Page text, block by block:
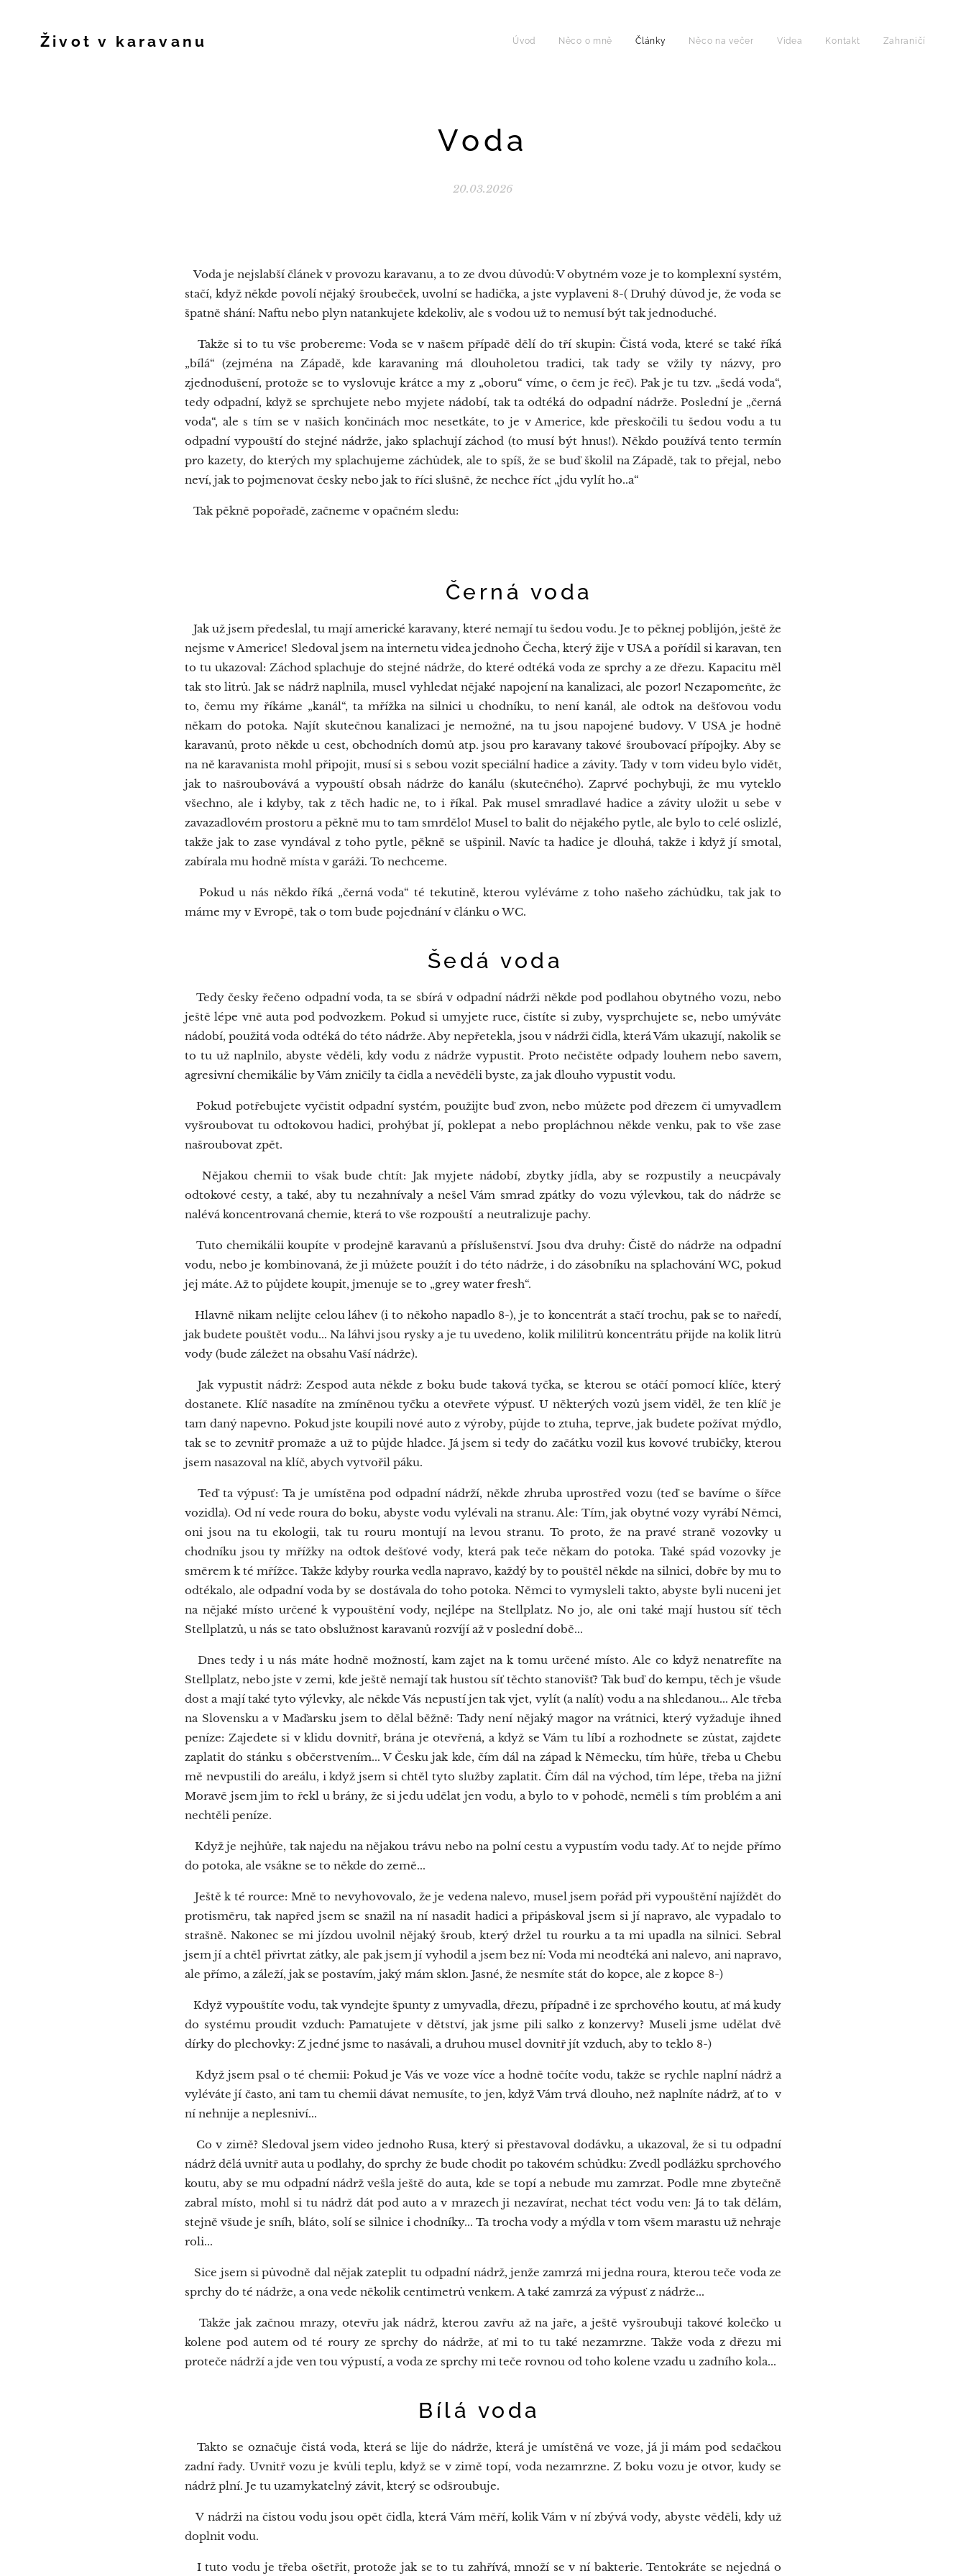
Život v karavanu Úvod Něco o mně Články Něco na večer Videa Kontakt Zahraničí
Voda
20.03.2026
Voda je nejslabší článek v provozu karavanu, a to ze dvou důvodů: V obytném voze je to komplexní systém,
stačí, když někde povolí nějaký šroubeček, uvolní se hadička, a jste vyplaveni 8-( Druhý důvod je, že voda se
špatně shání: Naftu nebo plyn natankujete kdekoliv, ale s vodou už to nemusí být tak jednoduché.
Takže si to tu vše probereme: Voda se v našem případě dělí do tří skupin: Čistá voda, které se také říká
„bílá“ (zejména na Západě, kde karavaning má dlouholetou tradici, tak tady se vžily ty názvy, pro
zjednodušení, protože se to vyslovuje krátce a my z „oboru“ víme, o čem je řeč). Pak je tu tzv. „šedá voda“,
tedy odpadní, když se sprchujete nebo myjete nádobí, tak ta odtéká do odpadní nádrže. Poslední je „černá
voda“, ale s tím se v našich končinách moc nesetkáte, to je v Americe, kde přeskočili tu šedou vodu a tu
odpadní vypouští do stejné nádrže, jako splachují záchod (to musí být hnus!). Někdo používá tento termín
pro kazety, do kterých my splachujeme záchůdek, ale to spíš, že se buď školil na Západě, tak to přejal, nebo
neví, jak to pojmenovat česky nebo jak to říci slušně, že nechce říct „jdu vylít ho..a“
Tak pěkně popořadě, začneme v opačném sledu:
Černá voda
Jak už jsem předeslal, tu mají americké karavany, které nemají tu šedou vodu. Je to pěknej poblijón, ještě že
nejsme v Americe! Sledoval jsem na internetu videa jednoho Čecha, který žije v USA a pořídil si karavan, ten
to tu ukazoval: Záchod splachuje do stejné nádrže, do které odtéká voda ze sprchy a ze dřezu. Kapacitu měl
tak sto litrů. Jak se nádrž naplnila, musel vyhledat nějaké napojení na kanalizaci, ale pozor! Nezapomeňte, že
to, čemu my říkáme „kanál“, ta mřížka na silnici u chodníku, to není kanál, ale odtok na dešťovou vodu
někam do potoka. Najít skutečnou kanalizaci je nemožné, na tu jsou napojené budovy. V USA je hodně
karavanů, proto někde u cest, obchodních domů atp. jsou pro karavany takové šroubovací přípojky. Aby se
na ně karavanista mohl připojit, musí si s sebou vozit speciální hadice a závity. Tady v tom videu bylo vidět,
jak to našroubovává a vypouští obsah nádrže do kanálu (skutečného). Zaprvé pochybuji, že mu vyteklo
všechno, ale i kdyby, tak z těch hadic ne, to i říkal. Pak musel smradlavé hadice a závity uložit u sebe v
zavazadlovém prostoru a pěkně mu to tam smrdělo! Musel to balit do nějakého pytle, ale bylo to celé oslizlé,
takže jak to zase vyndával z toho pytle, pěkně se ušpinil. Navíc ta hadice je dlouhá, takže i když jí smotal,
zabírala mu hodně místa v garáži. To nechceme.
Pokud u nás někdo říká „černá voda“ té tekutině, kterou vyléváme z toho našeho záchůdku, tak jak to
máme my v Evropě, tak o tom bude pojednání v článku o WC.
Šedá voda
Tedy česky řečeno odpadní voda, ta se sbírá v odpadní nádrži někde pod podlahou obytného vozu, nebo
ještě lépe vně auta pod podvozkem. Pokud si umyjete ruce, čistíte si zuby, vysprchujete se, nebo umýváte
nádobí, použitá voda odtéká do této nádrže. Aby nepřetekla, jsou v nádrži čidla, která Vám ukazují, nakolik se
to tu už naplnilo, abyste věděli, kdy vodu z nádrže vypustit. Proto nečistěte odpady louhem nebo savem,
agresivní chemikálie by Vám zničily ta čidla a nevěděli byste, za jak dlouho vypustit vodu.
Pokud potřebujete vyčistit odpadní systém, použijte buď zvon, nebo můžete pod dřezem či umyvadlem
vyšroubovat tu odtokovou hadici, prohýbat jí, poklepat a nebo propláchnou někde venku, pak to vše zase
našroubovat zpět.
Nějakou chemii to však bude chtít: Jak myjete nádobí, zbytky jídla, aby se rozpustily a neucpávaly
odtokové cesty, a také, aby tu nezahnívaly a nešel Vám smrad zpátky do vozu výlevkou, tak do nádrže se
nalévá koncentrovaná chemie, která to vše rozpouští a neutralizuje pachy.
Tuto chemikálii koupíte v prodejně karavanů a příslušenství. Jsou dva druhy: Čistě do nádrže na odpadní
vodu, nebo je kombinovaná, že ji můžete použít i do této nádrže, i do zásobníku na splachování WC, pokud
jej máte. Až to půjdete koupit, jmenuje se to „grey water fresh“.
Hlavně nikam nelijte celou láhev (i to někoho napadlo 8-), je to koncentrát a stačí trochu, pak se to naředí,
jak budete pouštět vodu... Na láhvi jsou rysky a je tu uvedeno, kolik mililitrů koncentrátu přijde na kolik litrů
vody (bude záležet na obsahu Vaší nádrže).
Jak vypustit nádrž: Zespod auta někde z boku bude taková tyčka, se kterou se otáčí pomocí klíče, který
dostanete. Klíč nasadíte na zmíněnou tyčku a otevřete výpusť. U některých vozů jsem viděl, že ten klíč je
tam daný napevno. Pokud jste koupili nové auto z výroby, půjde to ztuha, teprve, jak budete požívat mýdlo,
tak se to zevnitř promaže a už to půjde hladce. Já jsem si tedy do začátku vozil kus kovové trubičky, kterou
jsem nasazoval na klíč, abych vytvořil páku.
Teď ta výpusť: Ta je umístěna pod odpadní nádrží, někde zhruba uprostřed vozu (teď se bavíme o šířce
vozidla). Od ní vede roura do boku, abyste vodu vylévali na stranu. Ale: Tím, jak obytné vozy vyrábí Němci,
oni jsou na tu ekologii, tak tu rouru montují na levou stranu. To proto, že na pravé straně vozovky u
chodníku jsou ty mřížky na odtok dešťové vody, která pak teče někam do potoka. Také spád vozovky je
směrem k té mřížce. Takže kdyby rourka vedla napravo, každý by to pouštěl někde na silnici, dobře by mu to
odtékalo, ale odpadní voda by se dostávala do toho potoka. Němci to vymysleli takto, abyste byli nuceni jet
na nějaké místo určené k vypouštění vody, nejlépe na Stellplatz. No jo, ale oni také mají hustou síť těch
Stellplatzů, u nás se tato obslužnost karavanů rozvíjí až v poslední době...
Dnes tedy i u nás máte hodně možností, kam zajet na k tomu určené místo. Ale co když nenatrefíte na
Stellplatz, nebo jste v zemi, kde ještě nemají tak hustou síť těchto stanovišť? Tak buď do kempu, těch je všude
dost a mají také tyto výlevky, ale někde Vás nepustí jen tak vjet, vylít (a nalít) vodu a na shledanou... Ale třeba
na Slovensku a v Maďarsku jsem to dělal běžně: Tady není nějaký magor na vrátnici, který vyžaduje ihned
peníze: Zajedete si v klidu dovnitř, brána je otevřená, a když se Vám tu líbí a rozhodnete se zůstat, zajdete
zaplatit do stánku s občerstvením... V Česku jak kde, čím dál na západ k Německu, tím hůře, třeba u Chebu
mě nevpustili do areálu, i když jsem si chtěl tyto služby zaplatit. Čím dál na východ, tím lépe, třeba na jižní
Moravě jsem jim to řekl u brány, že si jedu udělat jen vodu, a bylo to v pohodě, neměli s tím problém a ani
nechtěli peníze.
Když je nejhůře, tak najedu na nějakou trávu nebo na polní cestu a vypustím vodu tady. Ať to nejde přímo
do potoka, ale vsákne se to někde do země...
Ještě k té rource: Mně to nevyhovovalo, že je vedena nalevo, musel jsem pořád při vypouštění najíždět do
protisměru, tak napřed jsem se snažil na ní nasadit hadici a připáskoval jsem si jí napravo, ale vypadalo to
strašně. Nakonec se mi jízdou uvolnil nějaký šroub, který držel tu rourku a ta mi upadla na silnici. Sebral
jsem jí a chtěl přivrtat zátky, ale pak jsem jí vyhodil a jsem bez ní: Voda mi neodtéká ani nalevo, ani napravo,
ale přímo, a záleží, jak se postavím, jaký mám sklon. Jasné, že nesmíte stát do kopce, ale z kopce 8-)
Když vypouštíte vodu, tak vyndejte špunty z umyvadla, dřezu, případně i ze sprchového koutu, ať má kudy
do systému proudit vzduch: Pamatujete v dětství, jak jsme pili salko z konzervy? Museli jsme udělat dvě
dírky do plechovky: Z jedné jsme to nasávali, a druhou musel dovnitř jít vzduch, aby to teklo 8-)
Když jsem psal o té chemii: Pokud je Vás ve voze více a hodně točíte vodu, takže se rychle naplní nádrž a
vyléváte jí často, ani tam tu chemii dávat nemusíte, to jen, když Vám trvá dlouho, než naplníte nádrž, ať to v
ní nehnije a neplesniví...
Co v zimě? Sledoval jsem video jednoho Rusa, který si přestavoval dodávku, a ukazoval, že si tu odpadní
nádrž dělá uvnitř auta u podlahy, do sprchy že bude chodit po takovém schůdku: Zvedl podlážku sprchového
koutu, aby se mu odpadní nádrž vešla ještě do auta, kde se topí a nebude mu zamrzat. Podle mne zbytečně
zabral místo, mohl si tu nádrž dát pod auto a v mrazech ji nezavírat, nechat téct vodu ven: Já to tak dělám,
stejně všude je sníh, bláto, solí se silnice i chodníky... Ta trocha vody a mýdla v tom všem marastu už nehraje
roli...
Sice jsem si původně dal nějak zateplit tu odpadní nádrž, jenže zamrzá mi jedna roura, kterou teče voda ze
sprchy do té nádrže, a ona vede několik centimetrů venkem. A také zamrzá za výpusť z nádrže...
Takže jak začnou mrazy, otevřu jak nádrž, kterou zavřu až na jaře, a ještě vyšroubuji takové kolečko u
kolene pod autem od té roury ze sprchy do nádrže, ať mi to tu také nezamrzne. Takže voda z dřezu mi
proteče nádrží a jde ven tou výpustí, a voda ze sprchy mi teče rovnou od toho kolene vzadu u zadního kola...
Bílá voda
Takto se označuje čistá voda, která se lije do nádrže, která je umístěná ve voze, já ji mám pod sedačkou
zadní řady. Uvnitř vozu je kvůli teplu, když se v zimě topí, voda nezamrzne. Z boku vozu je otvor, kudy se
nádrž plní. Je tu uzamykatelný závit, který se odšroubuje.
V nádrži na čistou vodu jsou opět čidla, která Vám měří, kolik Vám v ní zbývá vody, abyste věděli, kdy už
doplnit vodu.
I tuto vodu je třeba ošetřit, protože jak se to tu zahřívá, množí se v ní bakterie. Tentokráte se nejedná o